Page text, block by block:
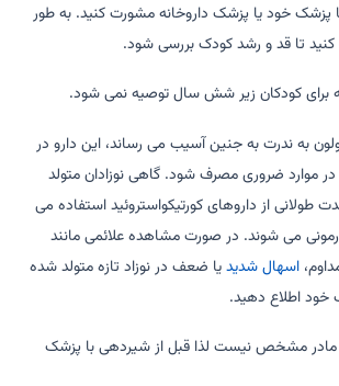
پزشک خود یا پزشک داروخانه مشورت کنید. به طور
تا قد و رشد کودک بررسی شود.
برای کودکان زیر شش سال توصیه نمی شود.
به ندرت به جنین آسیب می رساند، این دارو در
در موارد ضروری مصرف شود. گاهی نوزادان متولد
طولانی از داروهای کورتیکواستروئید استفاده می
می شوند. در صورت مشاهده علائمی مانند
اسهال شدیدیا ضعف در نوزاد تازه متولد شده
خود اطلاع دهید.
مادر مشخص نیست لذا قبل از شیردهی با پزشک